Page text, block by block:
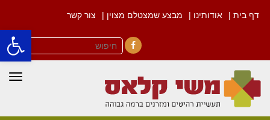
פתח
דף בית | אודותינו | מבצע שמצטלם מצוין | צור קשר